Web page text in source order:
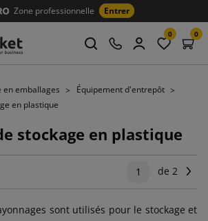
Zone professionnelle Entrer
0 0
en emballages
Équipement d'entrepôt
en plastique
stockage en plastique
1 de 2
sont utilisés pour le stockage et